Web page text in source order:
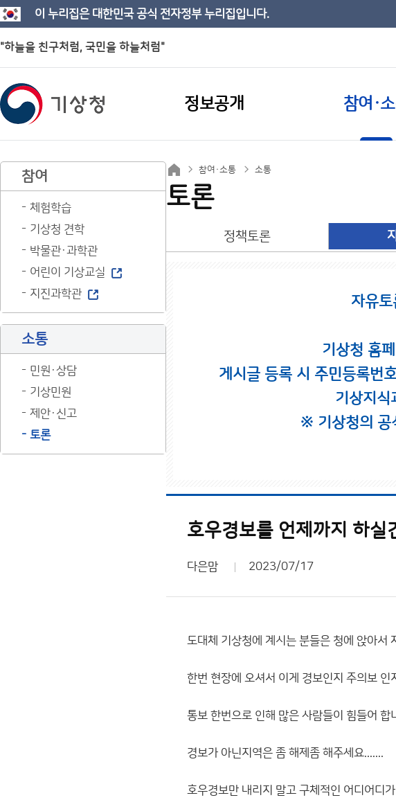
이 누리집은 대한민국 공식 전자정부 누리집입니다.
"하늘을 친구처럼, 국민을 하늘처럼"
정보공개 참여·
참여
체험학습
기상청 견학
박물관·과학관
어린이 기상교실
지진과학관
소통
민원·상담
기상민원
제안·신고
토론
참여·소통 소통
토론
정책토론
자유
기상청 홈
게시글 등록 시 주민등록번
기상지
※ 기상청의 공
호우경보를 언제까지 하실
다은맘 2023/07/17
도대체 기상청에 계시는 분들은 청에 앉아서
한번 현장에 오셔서 이게 경보인지 주의보 인
통보 한번으로 인해 많은 사람들이 힘들어 합
경보가 아닌지역은 좀 해제좀 해주세요.......
호우경보만 내리지 말고 구체적인 어디어디